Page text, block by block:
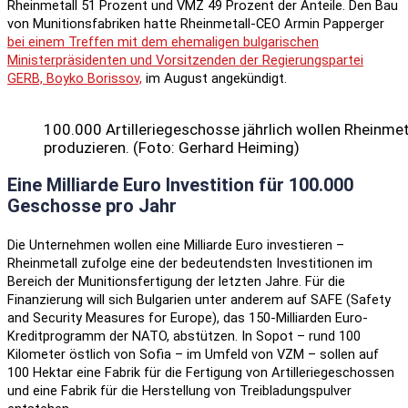
Rheinmetall 51 Prozent und VMZ 49 Prozent der Anteile. Den Bau
von Munitionsfabriken hatte Rheinmetall-CEO Armin Papperger
bei einem Treffen mit dem ehemaligen bulgarischen
Ministerpräsidenten und Vorsitzenden der Regierungspartei
GERB, Boyko Borissov, im August angekündigt.
100.000 Artilleriegeschosse jährlich wollen
produzieren. (Foto: Gerhard Heiming)
Eine Milliarde Euro Investition für 100.000
Geschosse pro Jahr
Die Unternehmen wollen eine Milliarde Euro investieren –
Rheinmetall zufolge eine der bedeutendsten Investitionen im
Bereich der Munitionsfertigung der letzten Jahre. Für die
Finanzierung will sich Bulgarien unter anderem auf SAFE (Safety
and Security Measures for Europe), das 150-Milliarden Euro-
Kreditprogramm der NATO, abstützen. In Sopot – rund 100
Kilometer östlich von Sofia – im Umfeld von VZM – sollen auf
100 Hektar eine Fabrik für die Fertigung von Artilleriegeschossen
und eine Fabrik für die Herstellung von Treibladungspulver